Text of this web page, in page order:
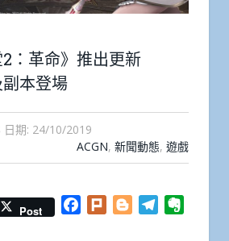
：革命》推出更新
本登場
日期: 24/10/2019
ACGN, 新聞動態, 遊戲
Post Facebook
Plurk BloggerTelegram